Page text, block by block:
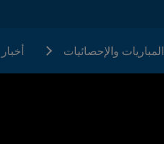
المباريات والإحصائيات أخبار